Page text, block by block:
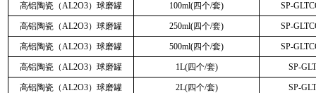
高铝陶瓷（AL2O3）球磨罐 100ml(四个/套) SP-
高铝陶瓷（AL2O3）球磨罐 250ml(四个/套) SP-
高铝陶瓷（AL2O3）球磨罐 500ml(四个/套) SP-
高铝陶瓷（AL2O3）球磨罐 1L(四个/套) SP-
高铝陶瓷（AL2O3）球磨罐 2L(四个/套) SP-